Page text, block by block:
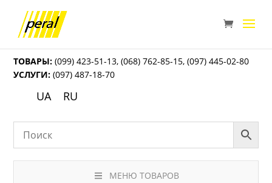
ТОВАРЫ: (099) 423-51-13,(068) 762-85-15,(097) 445-02-80
УСЛУГИ: (097) 487-18-70
UA RU
МЕНЮ ТОВАРОВ